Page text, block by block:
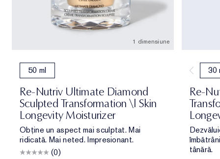
1 dimensiune
50 ml
Re-Nutriv Ultimate Diamond
Sculpted Transformation \| Skin
Longevity Moisturizer
Obține un aspect mai sculptat. Mai
ridicată. Mai neted. Impresionant.
(0)
30
Re-
tânără.